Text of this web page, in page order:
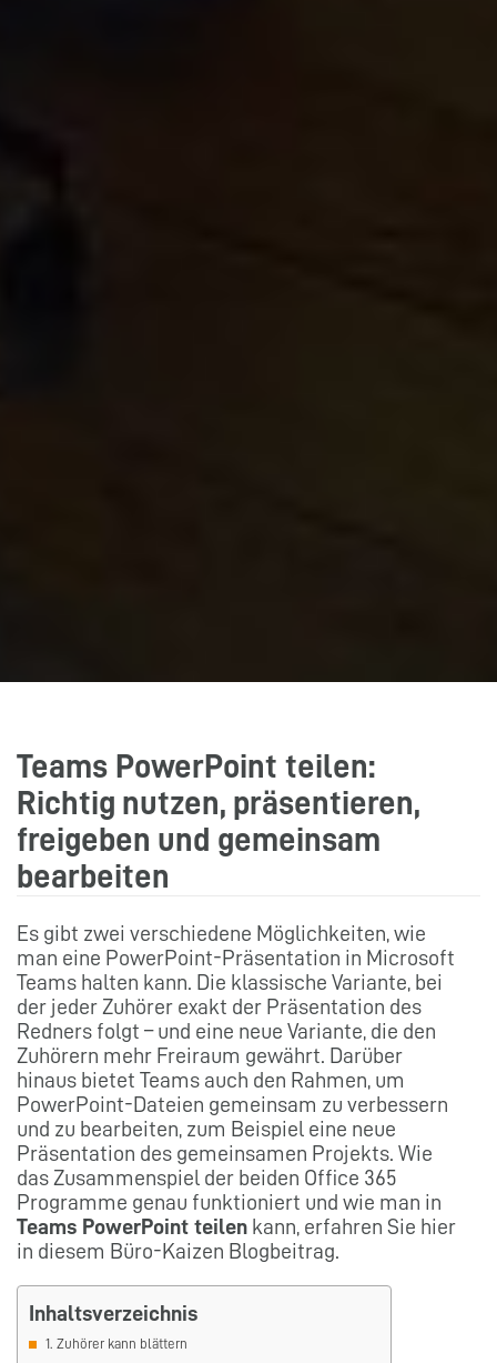
Teams PowerPoint teilen:
Richtig nutzen, präsentieren,
freigeben und gemeinsam
bearbeiten
Es gibt zwei verschiedene Möglichkeiten, wie
man eine PowerPoint-Präsentation in Microsoft
Teams halten kann. Die klassische Variante, bei
der jeder Zuhörer exakt der Präsentation des
Redners folgt – und eine neue Variante, die den
Zuhörern mehr Freiraum gewährt. Darüber
hinaus bietet Teams auch den Rahmen, um
PowerPoint-Dateien gemeinsam zu verbessern
und zu bearbeiten, zum Beispiel eine neue
Präsentation des gemeinsamen Projekts. Wie
das Zusammenspiel der beiden Office 365
Programme genau funktioniert und wie man in
Teams PowerPoint teilen kann, erfahren Sie hier
in diesem Büro-Kaizen Blogbeitrag.
Inhaltsverzeichnis
1. Zuhörer kann blättern